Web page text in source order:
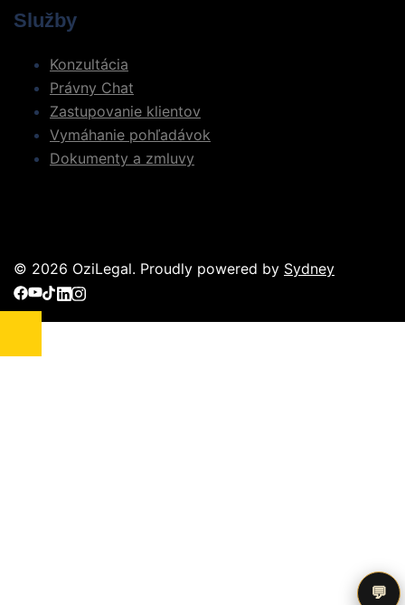
Služby
Konzultácia
Právny Chat
Zastupovanie klientov
Vymáhanie pohľadávok
Dokumenty a zmluvy
© 2026 OziLegal. Proudly powered by Sydney
💬